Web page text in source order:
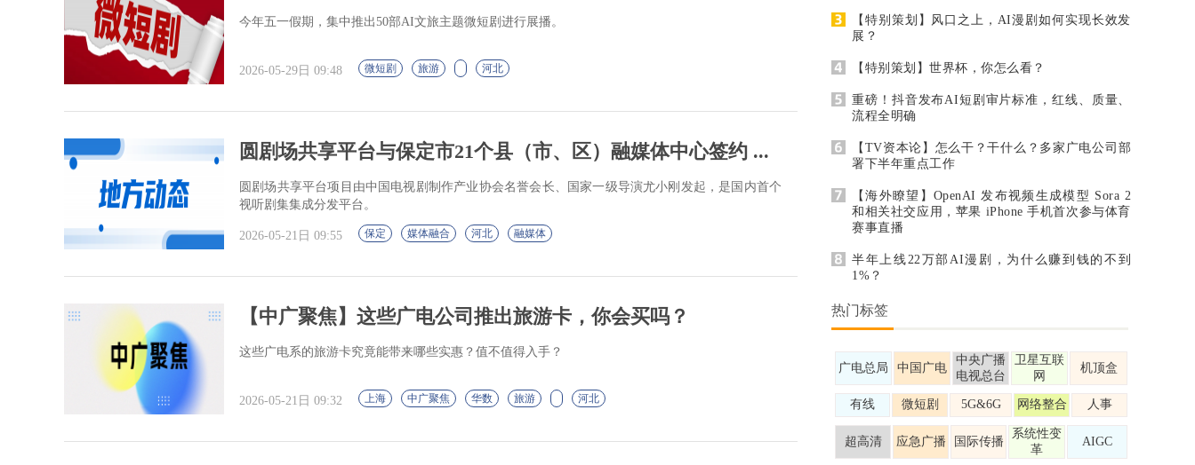
今年五一假期，集中推出50部AI文旅主题微短剧进行展播。
2026-05-29日 09:48 微短剧 旅游 河北
圆剧场共享平台与保定市21个县（市、区）融媒体中心签约 ...
圆剧场共享平台项目由中国电视剧制作产业协会名誉会长、国家一级导演尤小刚发起，是国内首个
视听剧集集成分发平台。
2026-05-21日 09:55 保定 媒体融合 河北 融媒体
【中广聚焦】这些广电公司推出旅游卡，你会买吗？
这些广电系的旅游卡究竟能带来哪些实惠？值不值得入手？
2026-05-21日 09:32 上海 中广聚焦 华数 旅游 河北
【特别策划】风口之上，AI漫剧如何实现长效发
展？
【特别策划】世界杯，你怎么看？
重磅！抖音发布AI短剧审片标准，红线、质量、
流程全明确
【TV资本论】怎么干？干什么？多家广电公司部
署下半年重点工作
【海外瞭望】OpenAI 发布视频生成模型 Sora 2
和相关社交应用，苹果 iPhone 手机首次参与体育
赛事直播
半年上线22万部AI漫剧，为什么赚到钱的不到
1%？
热门标签
广电总局 中国广电
中央广播
电视总台
卫星互联
网
机顶盒
有线 微短剧 5G&6G 网络整合 人事
超高清 应急广播 国际传播
系统性变
革
AIGC